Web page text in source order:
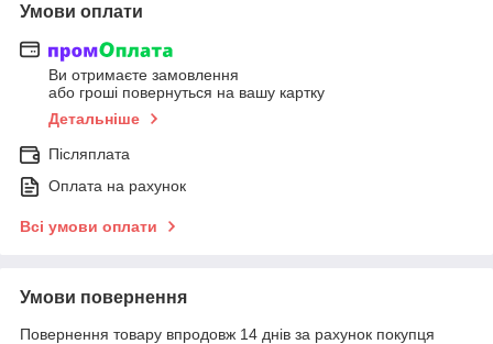
Умови оплати
Ви отримаєте замовлення
або гроші повернуться на вашу картку
Детальніше
Післяплата
Оплата на рахунок
Всі умови оплати
Умови повернення
Повернення товару впродовж 14 днів за рахунок покупця